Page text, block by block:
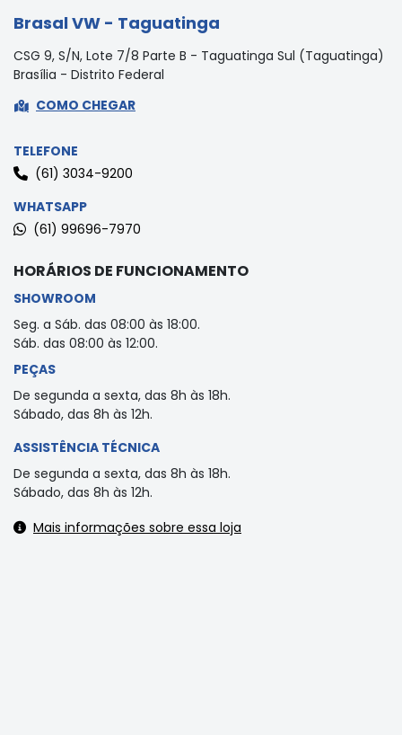
Brasal VW - Taguatinga
CSG 9, S/N, Lote 7/8 Parte B - Taguatinga Sul (Taguatinga)
Brasília - Distrito Federal
COMO CHEGAR
TELEFONE
(61) 3034-9200
WHATSAPP
(61) 99696-7970
HORÁRIOS DE FUNCIONAMENTO
SHOWROOM
Seg. a Sáb. das 08:00 às 18:00.
Sáb. das 08:00 às 12:00.
PEÇAS
De segunda a sexta, das 8h às 18h.
Sábado, das 8h às 12h.
ASSISTÊNCIA TÉCNICA
De segunda a sexta, das 8h às 18h.
Sábado, das 8h às 12h.
Mais informações sobre essa loja